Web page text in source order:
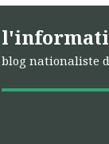
blog nationaliste